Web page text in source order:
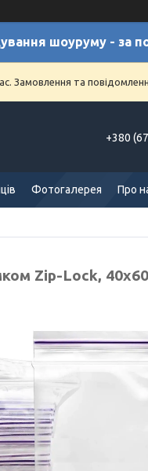
шоуруму - за
Замовлення та
+380
Фотогалерея Про
Zip-Lock,